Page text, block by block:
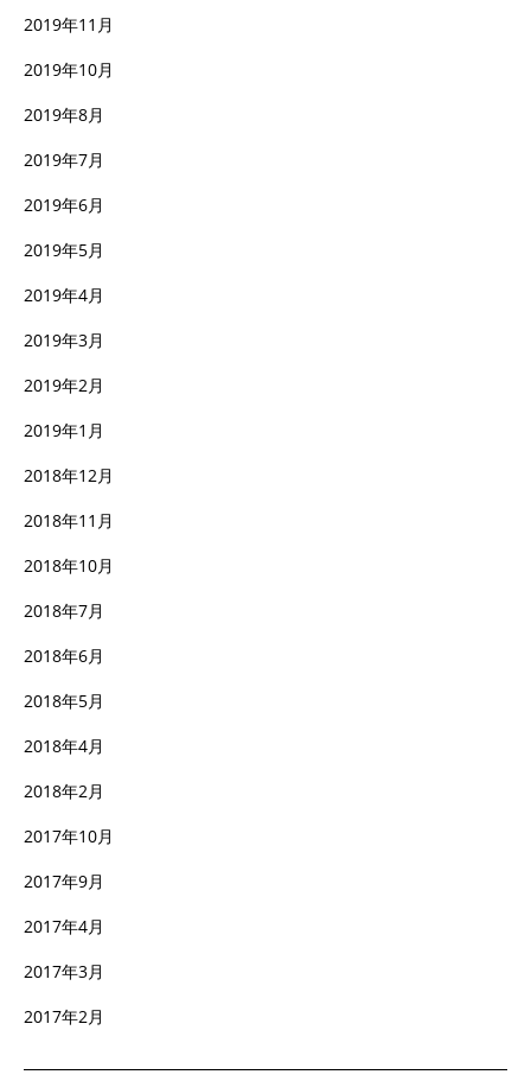
2019年11月
2019年10月
2019年8月
2019年7月
2019年6月
2019年5月
2019年4月
2019年3月
2019年2月
2019年1月
2018年12月
2018年11月
2018年10月
2018年7月
2018年6月
2018年5月
2018年4月
2018年2月
2017年10月
2017年9月
2017年4月
2017年3月
2017年2月